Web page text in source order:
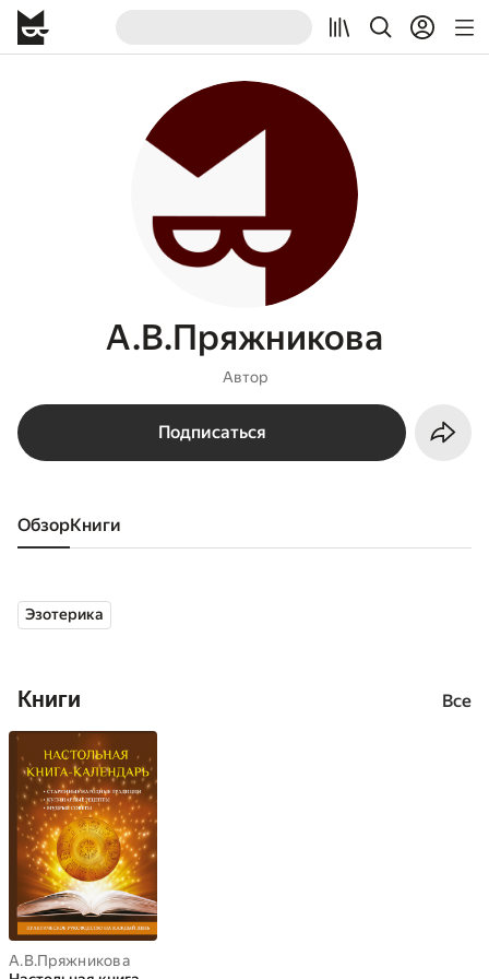
А.В.Пряжникова
Автор
Подписаться
Обзор книги
Эзотерика
Книги Все
А.В.Пряжникова